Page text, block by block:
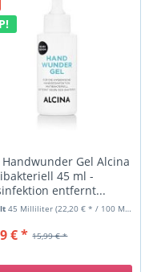
Gel Alcina
45 ml -
entfernt...
45 Milliliter(22,20 € * / 100 Milliliter)
15,99 € *
€ *